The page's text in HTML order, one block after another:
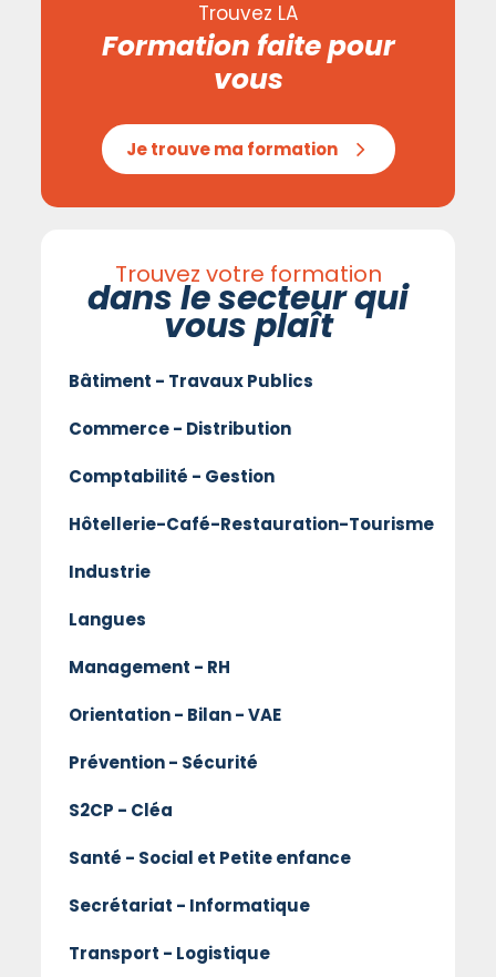
Trouvez LA
Formation faite pour
vous
Je trouve ma formation
Trouvez votre formation
dans le secteur qui
vous plaît
Bâtiment - Travaux Publics
Commerce - Distribution
Comptabilité - Gestion
Hôtellerie-Café-Restauration-Tourisme
Industrie
Langues
Management - RH
Orientation - Bilan - VAE
Prévention - Sécurité
S2CP - Cléa
Santé - Social et Petite enfance
Secrétariat - Informatique
Transport - Logistique